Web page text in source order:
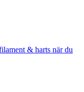
& harts när du